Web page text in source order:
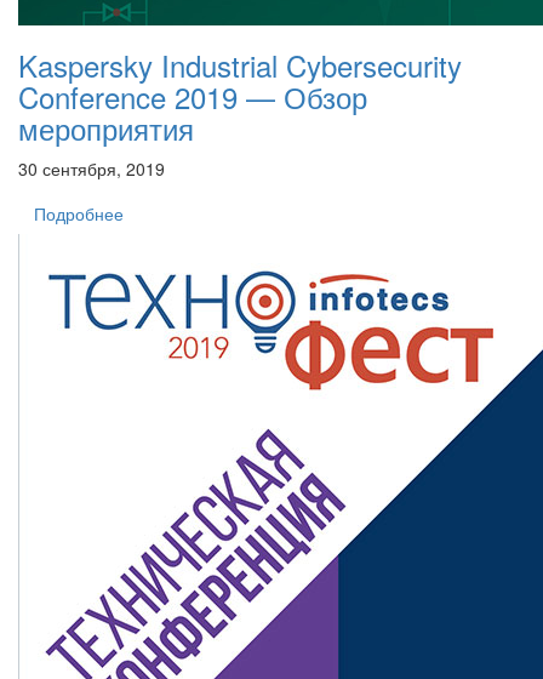
Kaspersky Industrial Cybersecurity
Conference 2019 — Обзор
мероприятия
30 сентября, 2019
Подробнее